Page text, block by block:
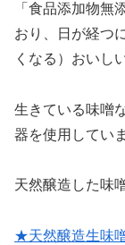
「食品添加物
おり、日が経つ
くなる）おいし
生きている味噌
器を使用してい
天然醸造した味
★天然醸造生味